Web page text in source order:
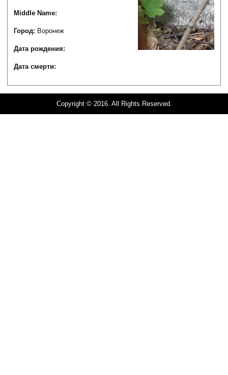
Middle Name:
Город: Воронеж
Дата рождения:
Дата смерти:
Copyright © 2016. All Rights Reserved.